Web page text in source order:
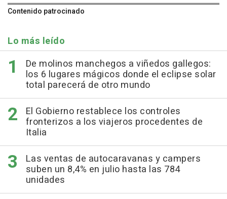
Contenido patrocinado
Lo más leído
De molinos manchegos a viñedos gallegos:
los 6 lugares mágicos donde el eclipse solar
total parecerá de otro mundo
El Gobierno restablece los controles
fronterizos a los viajeros procedentes de
Italia
Las ventas de autocaravanas y campers
suben un 8,4% en julio hasta las 784
unidades